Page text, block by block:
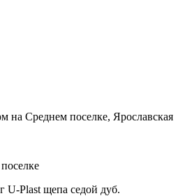
на Среднем поселке, Ярославская
U-Plast щепа седой дуб.